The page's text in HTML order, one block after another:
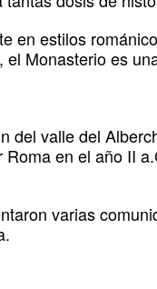
en estilos
Monasterio es
del valle del
en el año II
varias